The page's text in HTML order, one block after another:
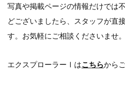
写真や掲載ページの情報だけでは
どございましたら、スタッフが直
す。お気軽にご相談くださいませ。
エクスプローラーⅠはこちらから